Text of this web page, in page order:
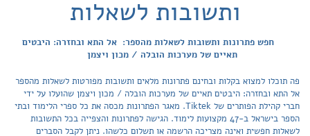
ותשובות לשאלות
חפש פתרונות ותשובות לשאלות מהספר: אל התא ובחזרה: היבטים
תאיים של מערכות הובלה / מכון ויצמן
פה תוכלו למצוא בקלות ובחינם פתרונות מלאים ותשובות מפורטות לשאלות מהספר
אל התא ובחזרה: היבטים תאיים של מערכות הובלה / מכון ויצמן שהועלו על ידי
חברי קהילת הפותרים של Tiktek. מאגר הפתרונות מכסה את כל ספרי הלימוד ובתי
הספר בישראל ב-47 מקצועות לימוד. הגישה לפתרונות והצפייה בכל התשובות
לשאלות חפשית ואינה מצריכה הרשמה או תשלום כלשהו. ניתן לקבל הסברים